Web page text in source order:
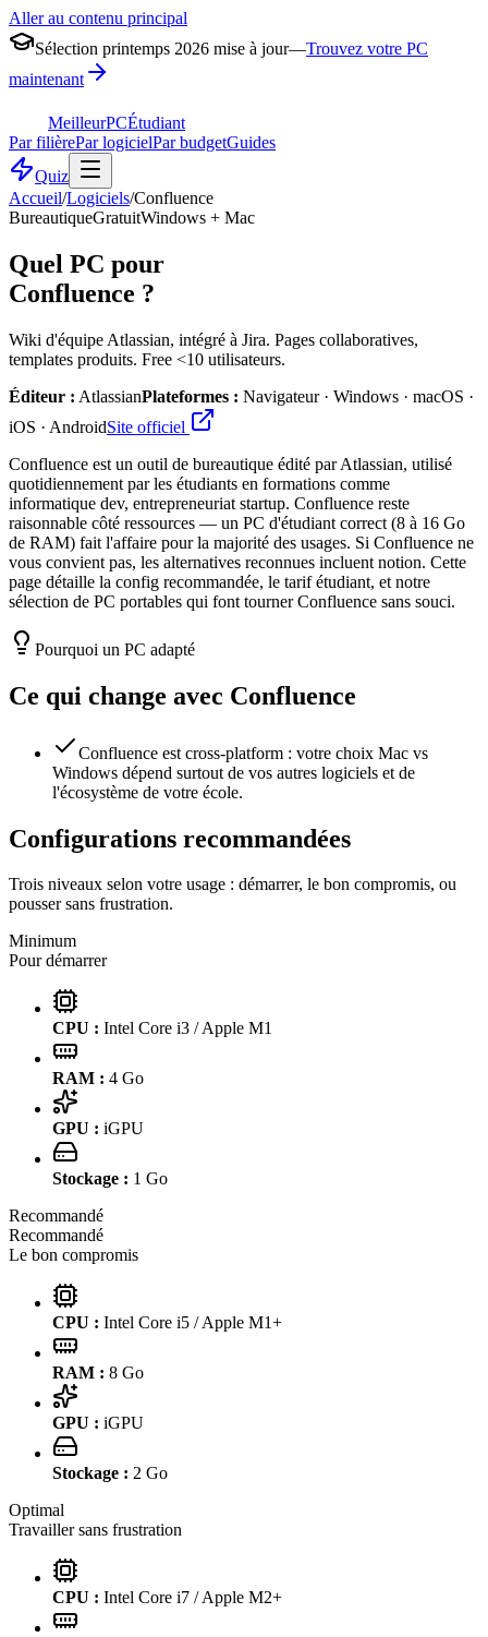
Aller au contenu principal
Sélection printemps 2026 mise à jour—Trouvez votre PC
maintenant
MeilleurPCÉtudiant
Par filièrePar logicielPar budgetGuides
Quiz
Accueil/Logiciels/Confluence
BureautiqueGratuitWindows + Mac
Quel PC pour
Confluence ?
Wiki d'équipe Atlassian, intégré à Jira. Pages collaboratives,
templates produits. Free <10 utilisateurs.
Éditeur : AtlassianPlateformes : Navigateur · Windows · macOS ·
iOS · AndroidSite officiel
Confluence est un outil de bureautique édité par Atlassian, utilisé
quotidiennement par les étudiants en formations comme
informatique dev, entrepreneuriat startup. Confluence reste
raisonnable côté ressources — un PC d'étudiant correct (8 à 16 Go
de RAM) fait l'affaire pour la majorité des usages. Si Confluence ne
vous convient pas, les alternatives reconnues incluent notion. Cette
page détaille la config recommandée, le tarif étudiant, et notre
sélection de PC portables qui font tourner Confluence sans souci.
Pourquoi un PC adapté
Ce qui change avec Confluence
Confluence est cross-platform : votre choix Mac vs
Windows dépend surtout de vos autres logiciels et de
l'écosystème de votre école.
Configurations recommandées
Trois niveaux selon votre usage : démarrer, le bon compromis, ou
pousser sans frustration.
Minimum
Pour démarrer
CPU : Intel Core i3 / Apple M1
RAM : 4 Go
GPU : iGPU
Stockage : 1 Go
Recommandé
Recommandé
Le bon compromis
CPU : Intel Core i5 / Apple M1+
RAM : 8 Go
GPU : iGPU
Stockage : 2 Go
Optimal
Travailler sans frustration
CPU : Intel Core i7 / Apple M2+